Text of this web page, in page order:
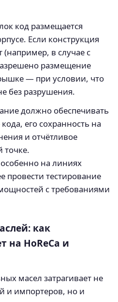
код размещается
Если конструкция
(например, в случае с
размещение
— при условии, что
без разрушения.
должно обеспечивать
его сохранность на
и отчётливое
точке.
на линиях
провести тестирование
с требованиями
как
на HoReCa и
масел затрагивает не
и импортеров, но и